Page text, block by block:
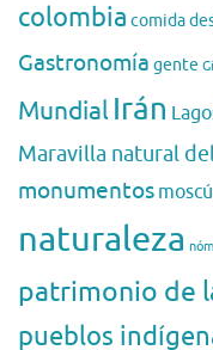
colombia comida
Gastronomía gente
MundialIrán
Maravilla natural
monumentos moscú
naturaleza
patrimonio de
pueblos